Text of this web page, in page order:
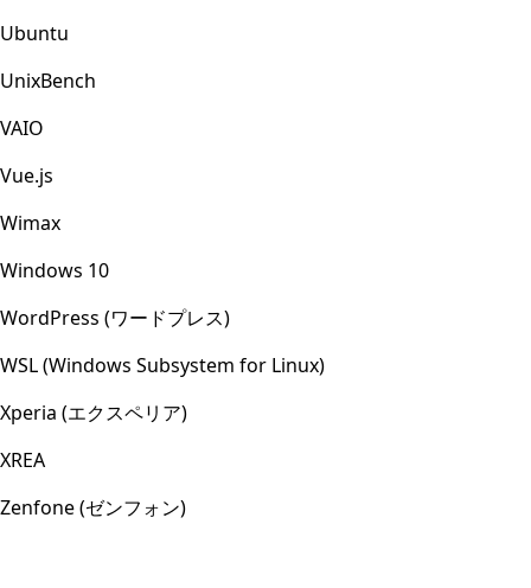
Ubuntu
UnixBench
VAIO
Vue.js
Wimax
Windows 10
WordPress (ワードプレス)
WSL (Windows Subsystem for Linux)
Xperia (エクスペリア)
XREA
Zenfone (ゼンフォン)